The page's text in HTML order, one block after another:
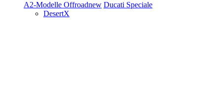
A2-Modelle Offroadnew Ducati Speciale
DesertX